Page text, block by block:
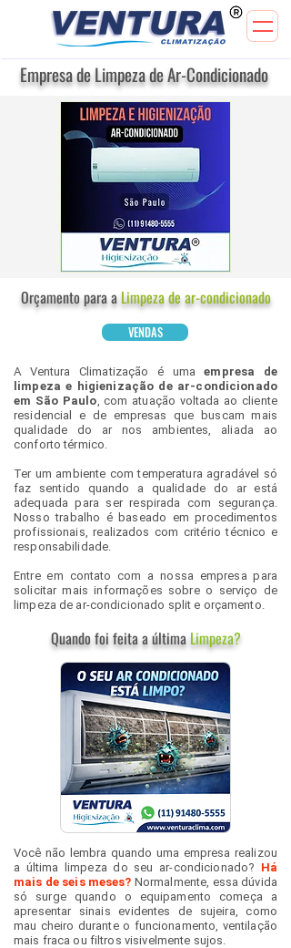
Empresa de Limpeza de Ar-Condicionado
Orçamento para aLimpeza de ar-condicionado
VENDAS
A Ventura Climatização é umaempresa de
limpeza e higienização de ar-condicionado
em São Paulo, com atuação voltada ao cliente
residencial e de empresas que buscam mais
qualidade do ar nos ambientes, aliada ao
conforto térmico.
Ter um ambiente com temperatura agradável só
faz sentido quando a qualidade do ar está
adequada para ser respirada com segurança.
Nosso trabalho é baseado em procedimentos
profissionais, realizados com critério técnico e
responsabilidade.
Entre em contato com a nossa empresa para
solicitar mais informações sobre o serviço de
limpeza de ar-condicionado split e orçamento.
Quando foi feita a últimaLimpeza?
Você não lembra quando uma empresa realizou
a última limpeza do seu ar-condicionado? Há
mais de seis meses? Normalmente, essa dúvida
só surge quando o equipamento começa a
apresentar sinais evidentes de sujeira, como
mau cheiro durante o funcionamento, ventilação
mais fraca ou filtros visivelmente sujos.